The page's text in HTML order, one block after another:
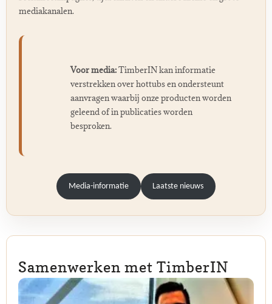
mediakanalen.
Voor media:TimberIN kan informatie
verstrekken over hottubs en ondersteunt
aanvragen waarbij onze producten worden
geleend of in publicaties worden
besproken.
Media-informatie Laatste nieuws
Samenwerken met TimberIN